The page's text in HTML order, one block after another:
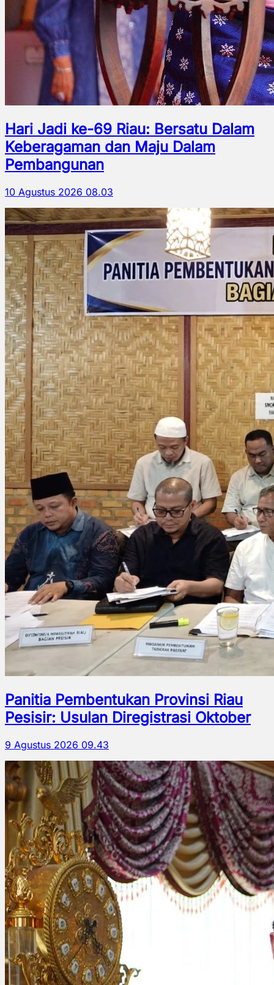
Hari Jadi ke-69 Riau: Bersatu Dalam
Keberagaman dan Maju Dalam
Pembangunan
10 Agustus 2026 08.03
Panitia Pembentukan Provinsi Riau
Pesisir: Usulan Diregistrasi Oktober
9 Agustus 2026 09.43